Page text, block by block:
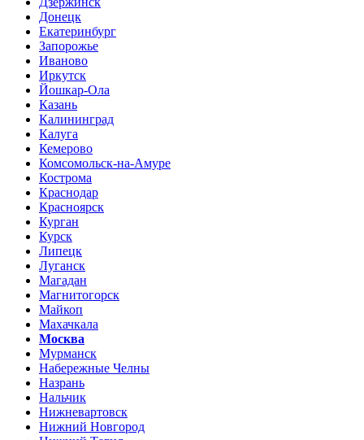
Донецк
Екатеринбург
Запорожье
Иваново
Иркутск
Йошкар-Ола
Казань
Калининград
Калуга
Кемерово
Комсомольск-на-Амуре
Кострома
Краснодар
Красноярск
Курган
Курск
Липецк
Луганск
Магадан
Магнитогорск
Майкоп
Махачкала
Москва
Мурманск
Набережные Челны
Назрань
Нальчик
Нижневартовск
Нижний Новгород